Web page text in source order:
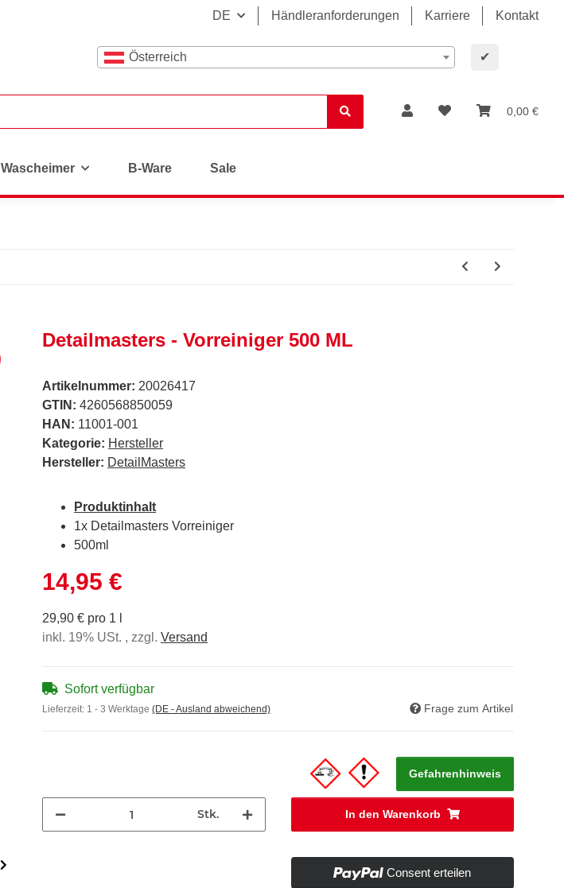
DE Händleranforderungen Karriere Kontakt
Österreich ✔
0,00 €
Wascheimer B-Ware Sale
Detailmasters - Vorreiniger 500 ML
Artikelnummer: 20026417
GTIN: 4260568850059
HAN: 11001-001
Kategorie: Hersteller
Hersteller: DetailMasters
Produktinhalt
1x Detailmasters Vorreiniger
500ml
14,95 €
29,90 € pro 1 l
inkl. 19% USt. , zzgl. Versand
Sofort verfügbar
Lieferzeit: 1 - 3 Werktage (DE - Ausland abweichend) Frage zum Artikel
Gefahrenhinweis
Stk. In den Warenkorb
Consent erteilen